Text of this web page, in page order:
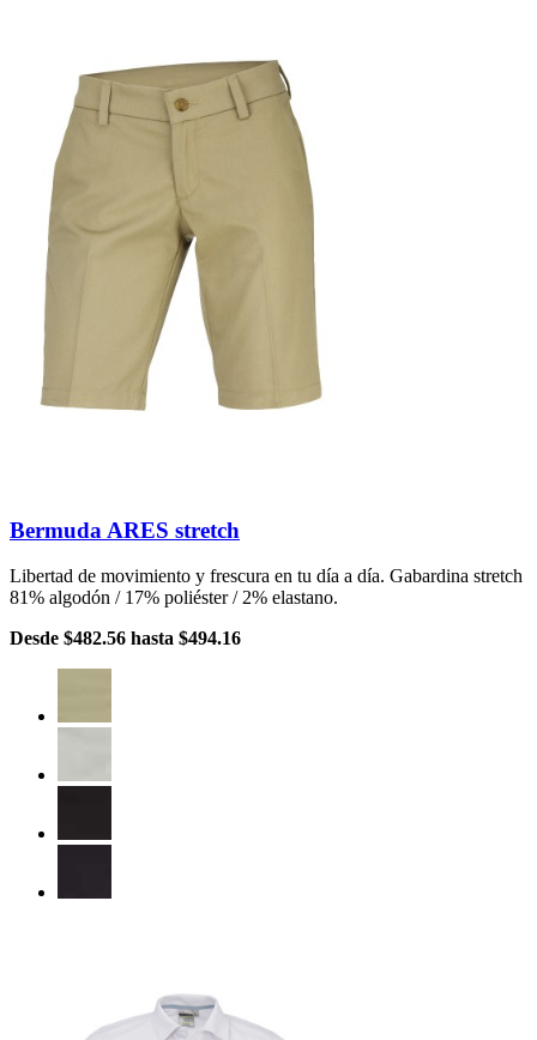
Bermuda ARES stretch
Libertad de movimiento y frescura en tu día a día. Gabardina stretch
81% algodón / 17% poliéster / 2% elastano.
Desde $482.56 hasta $494.16